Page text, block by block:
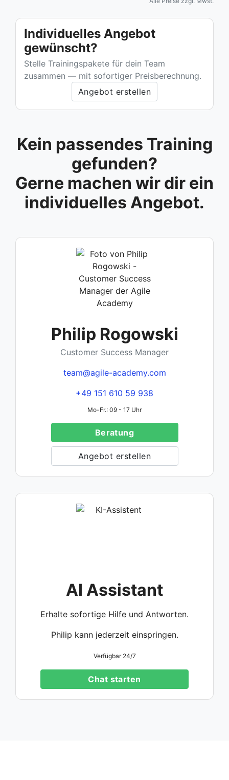
Individuelles Angebot
gewünscht?
Stelle Trainingspakete für dein Team
zusammen — mit sofortiger Preisberechnung.
Angebot erstellen
Kein passendes Training
gefunden?
Gerne machen wir dir ein
individuelles Angebot.
Philip Rogowski
Customer Success Manager
team@agile-academy.com
+49 151 610 59 938
Mo-Fr.: 09 - 17 Uhr
Beratung
Angebot erstellen
AI Assistant
Erhalte sofortige Hilfe und Antworten.
Philip kann jederzeit einspringen.
Verfügbar 24/7
Chat starten